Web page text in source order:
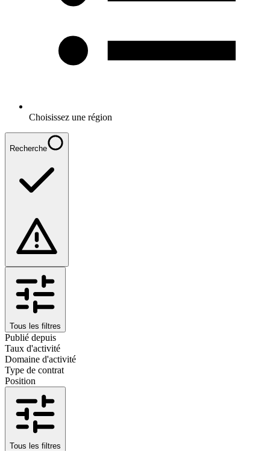
Choisissez une région
Recherche
Tous les filtres
Publié depuis
Taux d'activité
Domaine d'activité
Type de contrat
Position
Tous les filtres